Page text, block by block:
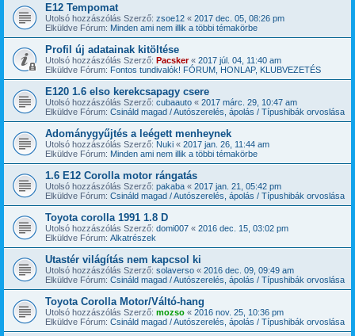
E12 Tempomat
Utolsó hozzászólás Szerző: zsoe12 « 2017 dec. 05, 08:26 pm
Elküldve Fórum: Minden ami nem illik a többi témakörbe
Profil új adatainak kitöltése
Utolsó hozzászólás Szerző: Pacsker« 2017 júl. 04, 11:40 am
Elküldve Fórum: Fontos tundivalók! FÓRUM, HONLAP, KLUBVEZETÉS
E120 1.6 elso kerekcsapagy csere
Utolsó hozzászólás Szerző: cubaauto « 2017 márc. 29, 10:47 am
Elküldve Fórum: Csináld magad / Autószerelés, ápolás / Típushibák orvoslása
Adománygyűjtés a leégett menheynek
Utolsó hozzászólás Szerző: Nuki « 2017 jan. 26, 11:44 am
Elküldve Fórum: Minden ami nem illik a többi témakörbe
1.6 E12 Corolla motor rángatás
Utolsó hozzászólás Szerző: pakaba « 2017 jan. 21, 05:42 pm
Elküldve Fórum: Csináld magad / Autószerelés, ápolás / Típushibák orvoslása
Toyota corolla 1991 1.8 D
Utolsó hozzászólás Szerző: domi007 « 2016 dec. 15, 03:02 pm
Elküldve Fórum: Alkatrészek
Utastér világítás nem kapcsol ki
Utolsó hozzászólás Szerző: solaverso « 2016 dec. 09, 09:49 am
Elküldve Fórum: Csináld magad / Autószerelés, ápolás / Típushibák orvoslása
Toyota Corolla Motor/Váltó-hang
Utolsó hozzászólás Szerző: mozso « 2016 nov. 25, 10:36 pm
Elküldve Fórum: Csináld magad / Autószerelés, ápolás / Típushibák orvoslása